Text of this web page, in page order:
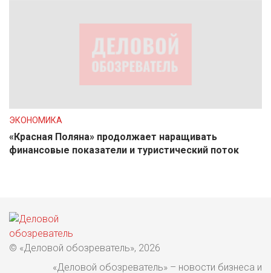
ЭКОНОМИКА
«Красная Поляна» продолжает наращивать
финансовые показатели и туристический поток
© «Деловой обозреватель», 2026
«Деловой обозреватель» – новости бизнеса и